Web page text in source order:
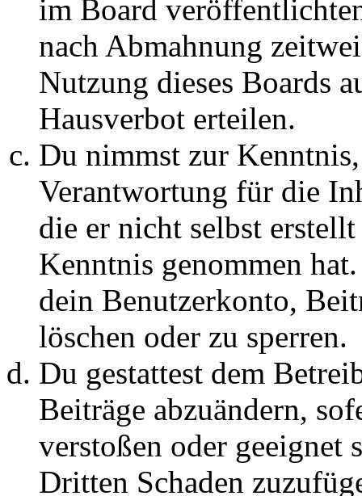
im Board
nach Abmahnung
Nutzung dieses Boards
Hausverbot erteilen.
Du nimmst zur
Verantwortung für die
die er nicht selbst
Kenntnis genommen
dein Benutzerkonto,
löschen oder zu sperren.
Du gestattest dem
Beiträge abzuändern,
verstoßen oder geeignet
Dritten Schaden